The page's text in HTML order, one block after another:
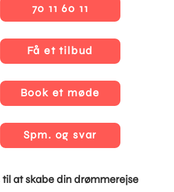
70 11 60 11
Få et tilbud
Book et møde
Spm. og svar
at skabe din drømmerejse